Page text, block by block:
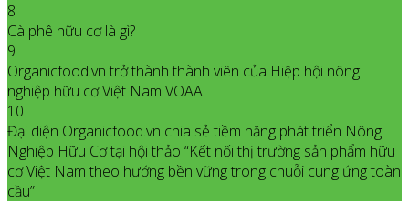
8
Cà phê hữu cơ là gì?
9
Organicfood.vn trở thành thành viên của Hiệp hội nông
nghiệp hữu cơ Việt Nam VOAA
10
Đại diện Organicfood.vn chia sẻ tiềm năng phát triển Nông
Nghiệp Hữu Cơ tại hội thảo “Kết nối thị trường sản phẩm hữu
cơ Việt Nam theo hướng bền vững trong chuỗi cung ứng toàn
cầu”